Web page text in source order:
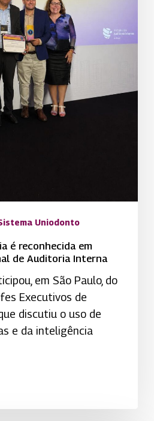
Uniodonto
é reconhecida em
de Auditoria Interna
em São Paulo, do
Executivos de
discutiu o uso de
e da inteligência